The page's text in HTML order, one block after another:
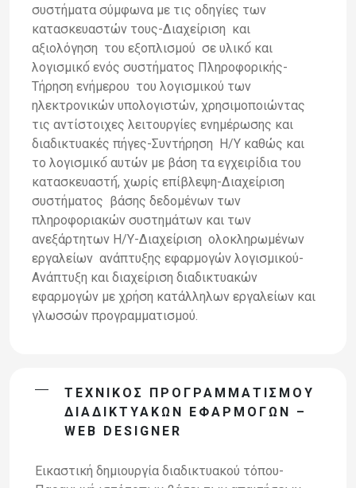
συστήματα σύμφωνα με τις οδηγίες των
κατασκευαστών τους-Διαχείριση και
αξιολόγηση του εξοπλισμού σε υλικό́ και
λογισμικό́ ενός συστήματος Πληροφορικής-
Τήρηση ενήμερου του λογισμικού των
ηλεκτρονικών υπολογιστών, χρησιμοποιώντας
τις αντίστοιχες λειτουργίες ενημέρωσης και
διαδικτυακές πήγες-Συντήρηση Η/Υ καθώς και
το λογισμικό́ αυτών με βάση τα εγχειρίδια του
κατασκευαστή́, χωρίς επίβλεψη-Διαχείριση
συστήματος βάσης δεδομένων των
πληροφοριακών συστημάτων και των
ανεξάρτητων Η/Υ-Διαχείριση ολοκληρωμένων
εργαλείων ανάπτυξης εφαρμογών λογισμικού-
Ανάπτυξη και διαχείριση διαδικτυακών
εφαρμογών με χρήση κατάλληλων εργαλείων και
γλωσσών προγραμματισμού.
ΤΕΧΝΙΚΌΣ ΠΡΟΓΡΑΜΜΑΤΙΣΜΟΎ
ΔΙΑΔΙΚΤΥΑΚΏΝ ΕΦΑΡΜΟΓΏΝ –
WEB DESIGNER
Εικαστική δημιουργία διαδικτυακού τόπου-